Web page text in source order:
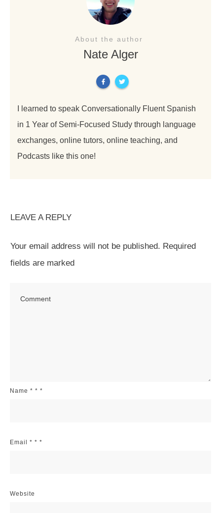
About the author
Nate Alger
I learned to speak Conversationally Fluent Spanish
in 1 Year of Semi-Focused Study through language
exchanges, online tutors, online teaching, and
Podcasts like this one!
LEAVE A REPLY
Your email address will not be published. Required
fields are marked
Name * * *
Email * * *
Website